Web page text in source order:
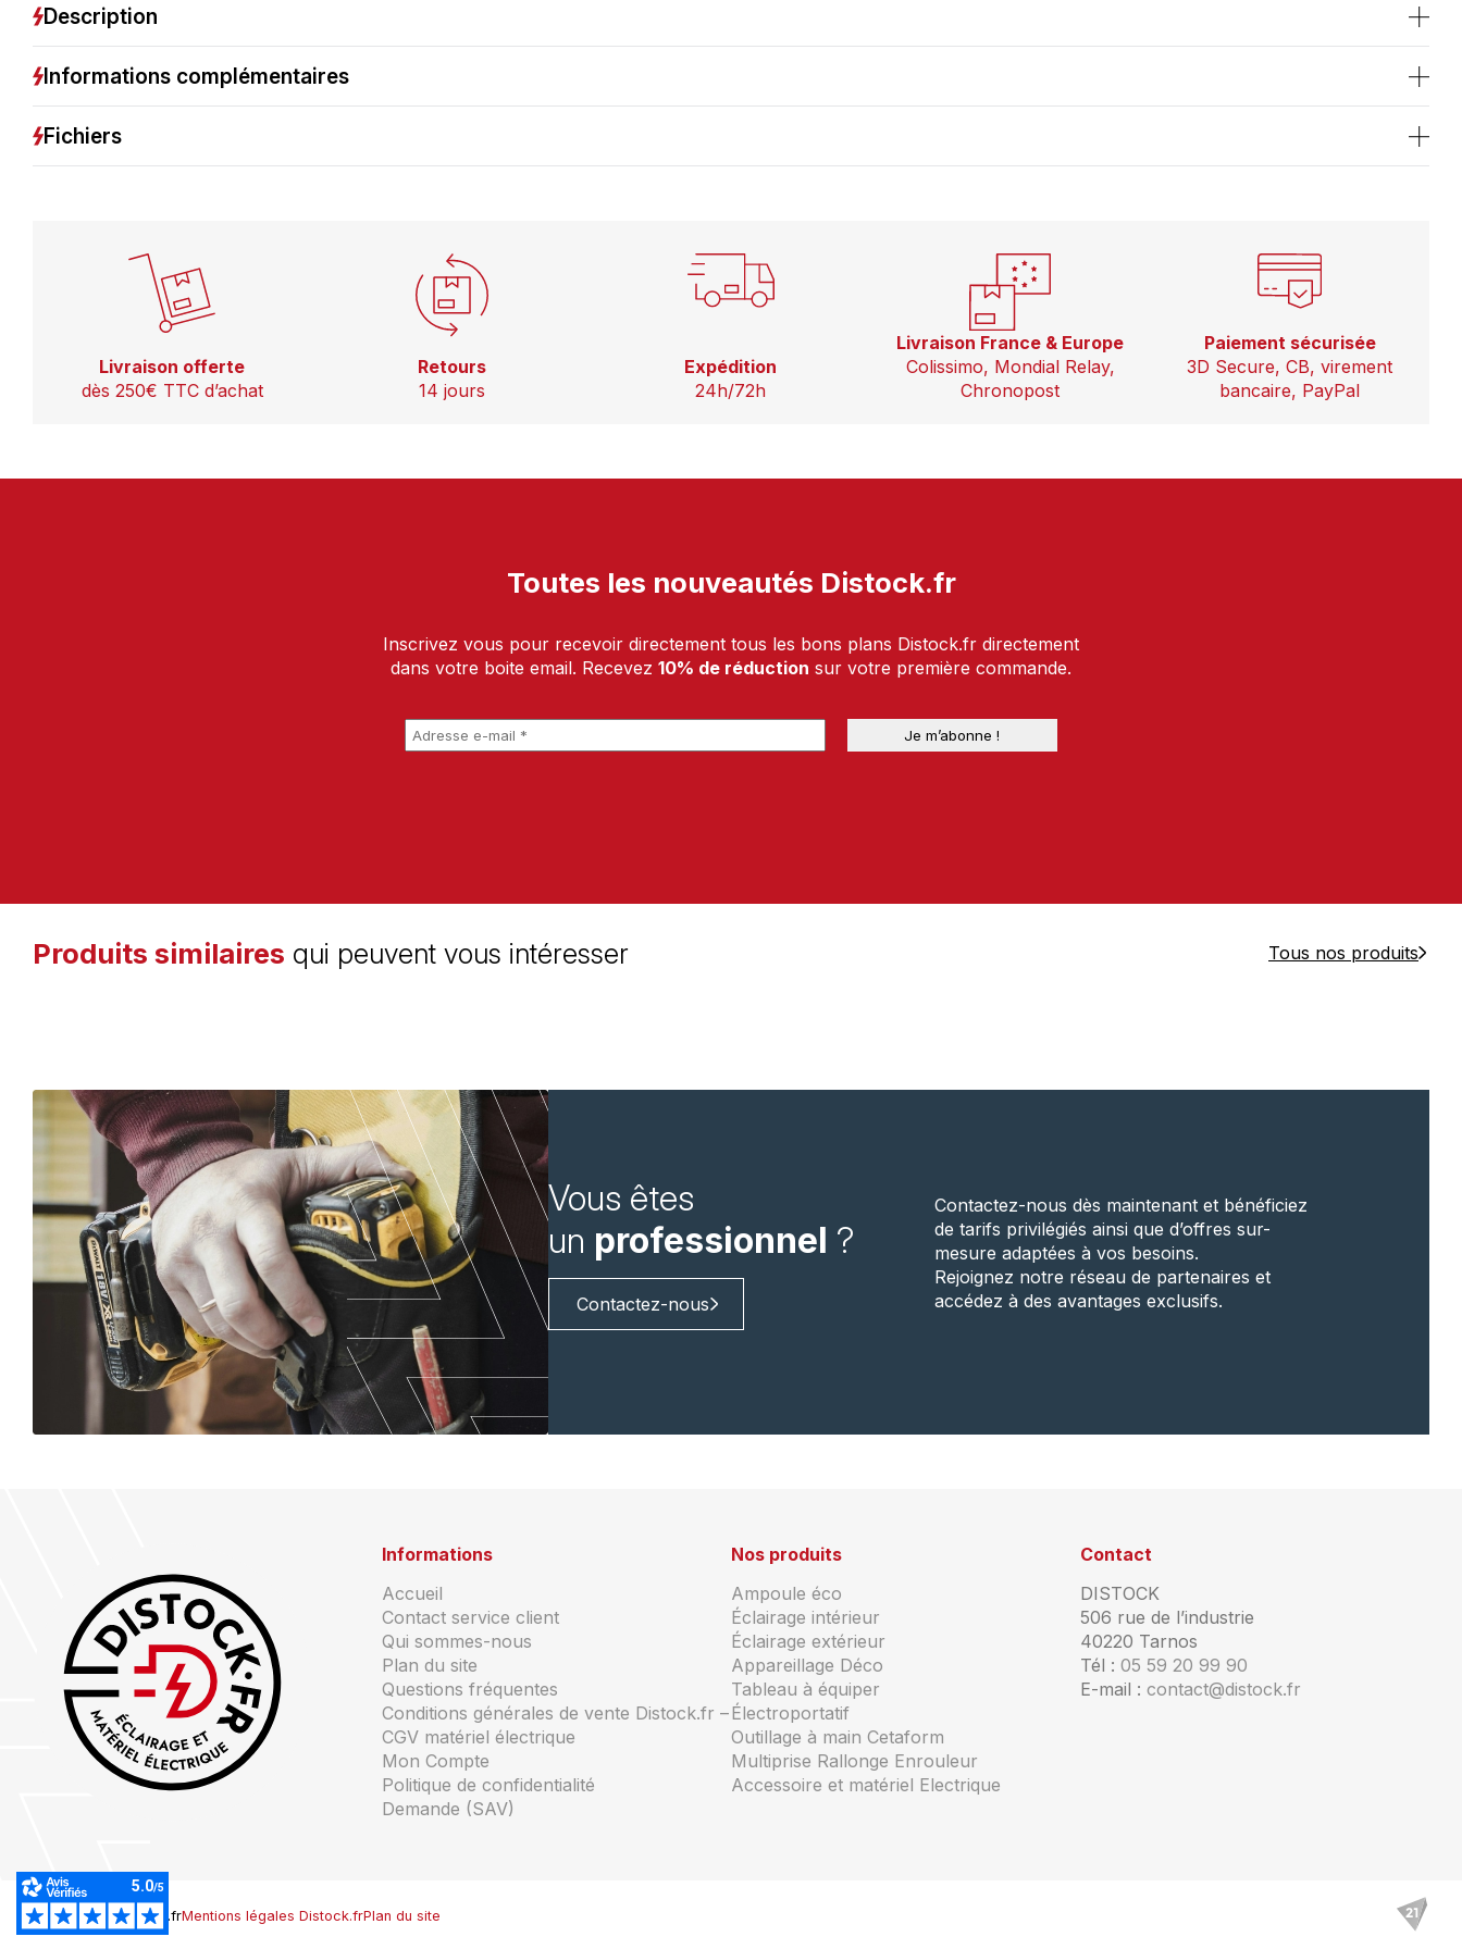
Description
Informations complémentaires
Fichiers
Livraison offerte
dès 250€ TTC d’achat
Retours
14 jours
Expédition
24h/72h
Livraison France & Europe
Colissimo, Mondial Relay,
Chronopost
Paiement sécurisée
3D Secure, CB, virement
bancaire, PayPal
Toutes les nouveautés Distock.fr
Inscrivez vous pour recevoir directement tous les bons plans Distock.fr directement
dans votre boite email. Recevez 10% de réduction sur votre première commande.
Produits similaires qui peuvent vous intéresser Tous nos produits
Vous êtes
un professionnel ?
Contactez-nous
Contactez-nous dès maintenant et bénéficiez
de tarifs privilégiés ainsi que d’offres sur-
mesure adaptées à vos besoins.
Rejoignez notre réseau de partenaires et
accédez à des avantages exclusifs.
Informations
Accueil
Contact service client
Qui sommes-nous
Plan du site
Questions fréquentes
Conditions générales de vente Distock.fr –
CGV matériel électrique
Mon Compte
Politique de confidentialité
Demande (SAV)
Nos produits
Ampoule éco
Éclairage intérieur
Éclairage extérieur
Appareillage Déco
Tableau à équiper
Électroportatif
Outillage à main Cetaform
Multiprise Rallonge Enrouleur
Accessoire et matériel Electrique
Contact
DISTOCK
506 rue de l’industrie
40220 Tarnos
Tél : 05 59 20 99 90
E-mail : contact@distock.fr
© Copyright Distock.frMentions légales Distock.frPlan du site